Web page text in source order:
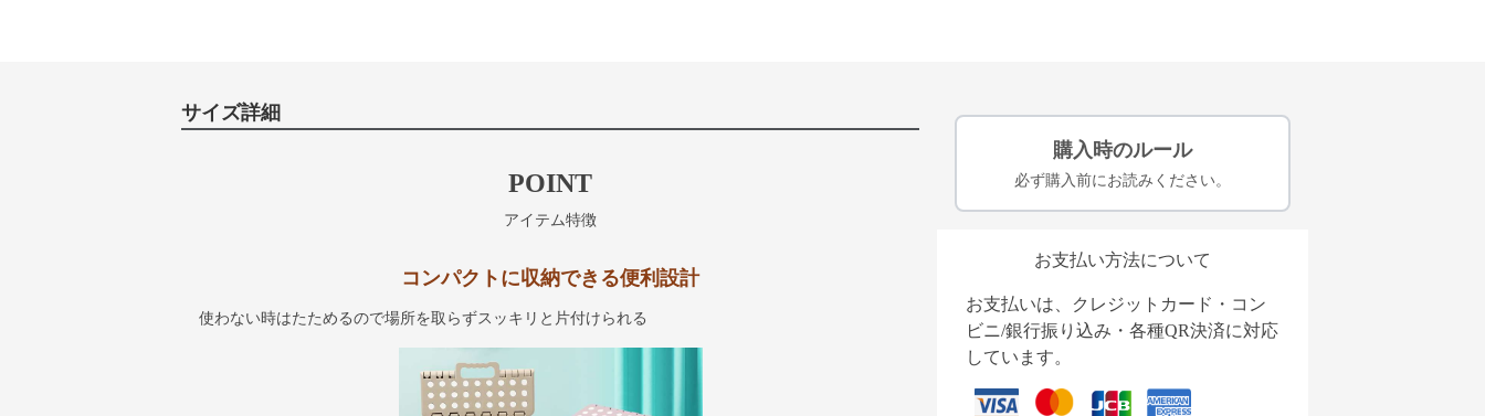
サイズ詳細
POINT
アイテム特徴
コンパクトに収納できる便利設計
使わない時はたためるので場所を取らずスッキリと片付けられる
購入時のルール
必ず購入前にお読みください。
お支払い方法について
お支払いは、クレジットカード・コン
ビニ/銀行振り込み・各種QR決済に対応
しています。